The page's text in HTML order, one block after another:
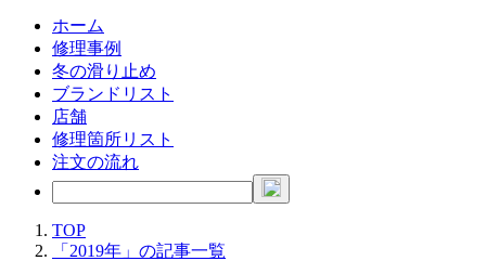
ホーム
修理事例
冬の滑り止め
ブランドリスト
店舗
修理箇所リスト
注文の流れ
TOP
「2019年」の記事一覧